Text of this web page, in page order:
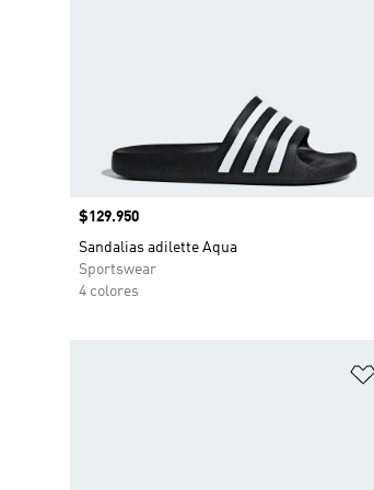
Precio
$129.950
Sandalias adilette Aqua
Sportswear
4 colores